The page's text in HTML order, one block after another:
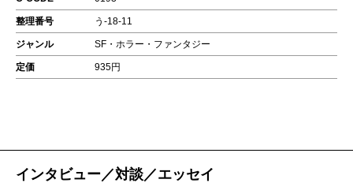
整理番号 う-18-11
ジャンル SF・ホラー・ファンタジー
定価 935円
インタビュー／対談／エッセイ